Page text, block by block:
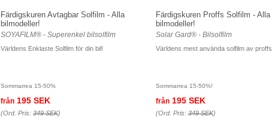
Färdigskuren Avtagbar Solfilm - Alla
bilmodeller!
SOYAFILM® - Superenkel bilsolfilm
Världens Enklaste Solfilm för din bil!
Sommarrea 15-50%
från 195 SEK
(Ord. Pris: 349 SEK)
Färdigskuren Proffs Solfilm - Alla
bilmodeller!
Solar Gard® - Bilsolfilm
Världens mest använda solfilm av proffs
Sommarrea 15-50%!
från195 SEK
(Ord. Pris:349 SEK)